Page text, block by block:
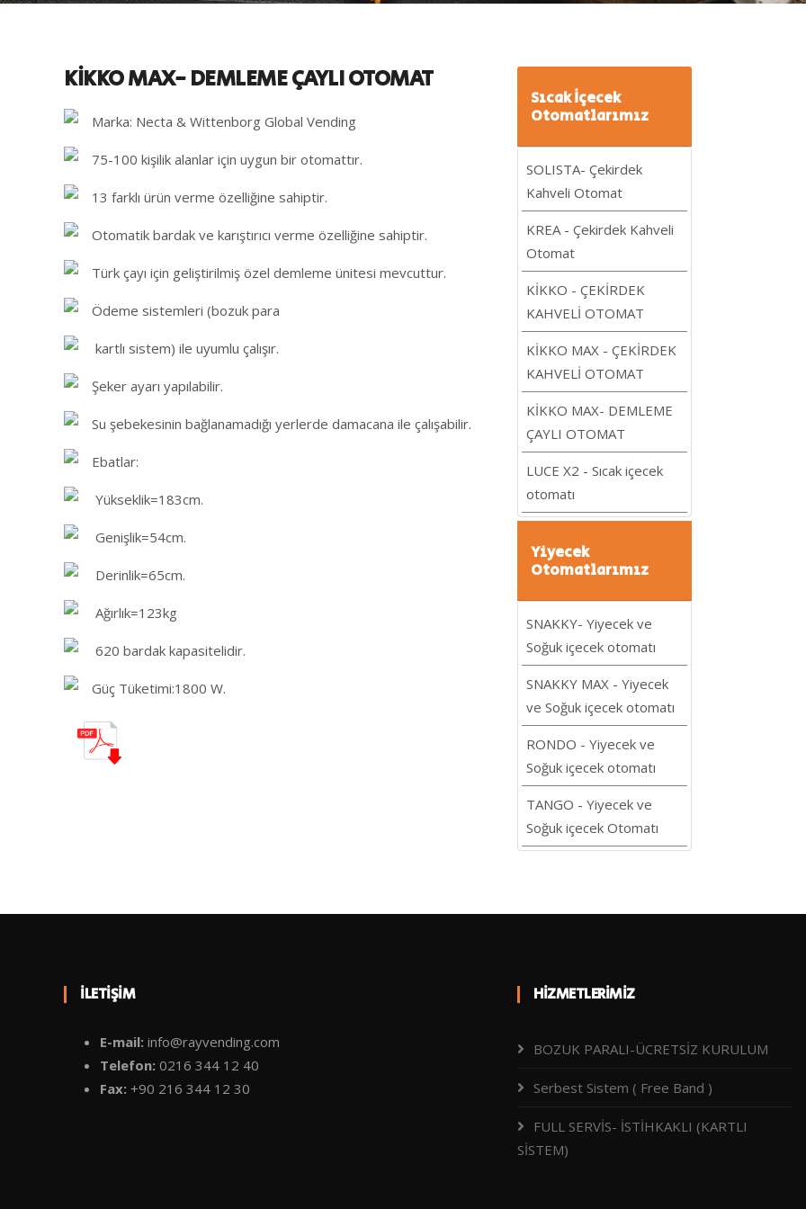
KİKKO MAX- DEMLEME ÇAYLI OTOMAT
Marka: Necta & Wittenborg Global Vending
75-100 kişilik alanlar için uygun bir otomattır.
13 farklı ürün verme özelliğine sahiptir.
Otomatik bardak ve karıştırıcı verme özelliğine sahiptir.
Türk çayı için geliştirilmiş özel demleme ünitesi mevcuttur.
Ödeme sistemleri (bozuk para
kartlı sistem) ile uyumlu çalışır.
Şeker ayarı yapılabilir.
Su şebekesinin bağlanamadığı yerlerde damacana ile çalışabilir.
Ebatlar:
Yükseklik=183cm.
Genişlik=54cm.
Derinlik=65cm.
Ağırlık=123kg
620 bardak kapasitelidir.
Güç Tüketimi:1800 W.
Sıcak İçecek
Otomatlarımız
SOLISTA- Çekirdek
Kahveli Otomat
KREA - Çekirdek Kahveli
Otomat
KİKKO - ÇEKİRDEK
KAHVELİ OTOMAT
KİKKO MAX - ÇEKİRDEK
KAHVELİ OTOMAT
KİKKO MAX- DEMLEME
ÇAYLI OTOMAT
LUCE X2 - Sıcak içecek
otomatı
Yiyecek
Otomatlarımız
SNAKKY- Yiyecek ve
Soğuk içecek otomatı
SNAKKY MAX - Yiyecek
ve Soğuk içecek otomatı
RONDO - Yiyecek ve
Soğuk içecek otomatı
TANGO - Yiyecek ve
Soğuk içecek Otomatı
İLETIŞIM
E-mail: info@rayvending.com
Telefon: 0216 344 12 40
Fax: +90 216 344 12 30
HIZMETLERIMIZ
BOZUK PARALI-ÜCRETSİZ KURULUM
Serbest Sistem ( Free Band )
FULL SERVİS- İSTİHKAKLI (KARTLI
SİSTEM)